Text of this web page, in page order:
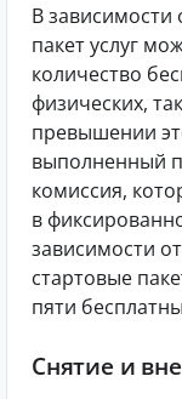
В зависимости
пакет услуг
количество
физических,
превышении
выполненный
комиссия,
в
зависимости
стартовые
пяти
Снятие и